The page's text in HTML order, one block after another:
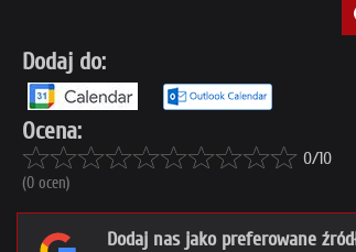
Dodaj do:
Ocena:
0/10
(0 ocen)
Dodaj nas jako preferowane